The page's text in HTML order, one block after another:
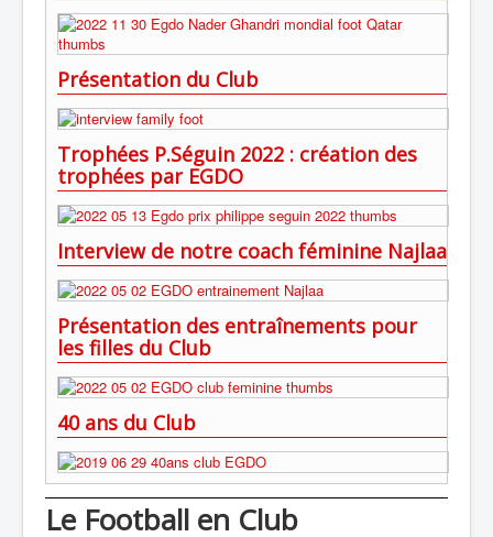
Présentation du Club
Trophées P.Séguin 2022 : création des
trophées par EGDO
Interview de notre coach féminine Najlaa
Présentation des entraînements pour
les filles du Club
40 ans du Club
Le Football en Club